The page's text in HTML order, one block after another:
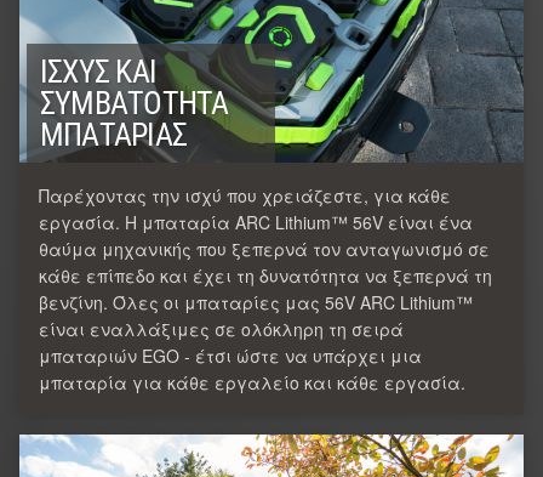
ΙΣΧΎΣ ΚΑΙ
ΣΥΜΒΑΤΌΤΗΤΑ
ΜΠΑΤΑΡΊΑΣ
Παρέχοντας την ισχύ που χρειάζεστε, για κάθε
εργασία. Η μπαταρία ARC Lithium™ 56V είναι ένα
θαύμα μηχανικής που ξεπερνά τον ανταγωνισμό σε
κάθε επίπεδο και έχει τη δυνατότητα να ξεπερνά τη
βενζίνη. Όλες οι μπαταρίες μας 56V ARC Lithium™
είναι εναλλάξιμες σε ολόκληρη τη σειρά
μπαταριών EGO - έτσι ώστε να υπάρχει μια
μπαταρία για κάθε εργαλείο και κάθε εργασία.